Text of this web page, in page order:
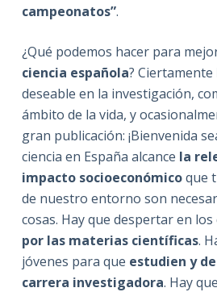
campeonatos”.
¿Qué podemos hacer para
ciencia española? Ciertamente
deseable en la investigación,
ámbito de la vida, y
gran publicación: ¡Bienvenida
ciencia en España alcance la
impacto socioeconómicoque
de nuestro entorno son
cosas. Hay que despertar en los
por las materias científicas.
jóvenes para que estudien y
carrera investigadora. Hay